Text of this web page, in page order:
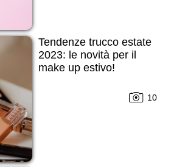
Tendenze trucco estate
2023: le novità per il
make up estivo!
10